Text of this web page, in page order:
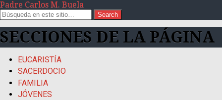
Padre Carlos M. Buela
SECCIONES DE LA PÁGINA
EUCARISTÍA
SACERDOCIO
FAMILIA
JÓVENES